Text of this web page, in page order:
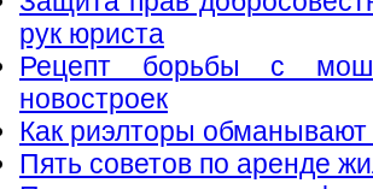
рук юриста
Рецепт борьбы с
новостроек
Как риэлторы обманывают
Пять советов по аренде